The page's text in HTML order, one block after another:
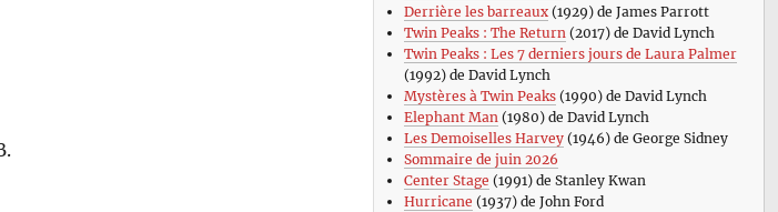
Derrière les barreaux(1929) de James Parrott
Twin Peaks : The Return (2017) de David Lynch
Twin Peaks : Les 7 derniers jours de Laura Palmer
(1992) de David Lynch
Mystères à Twin Peaks(1990) de David Lynch
Elephant Man (1980) de David Lynch
Les Demoiselles Harvey(1946) de George Sidney
Sommaire de juin 2026
Center Stage (1991) de Stanley Kwan
Hurricane (1937) de John Ford